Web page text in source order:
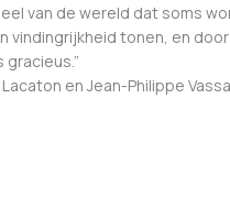
van de wereld dat soms
vindingrijkheid tonen, en
en Jean-Philippe